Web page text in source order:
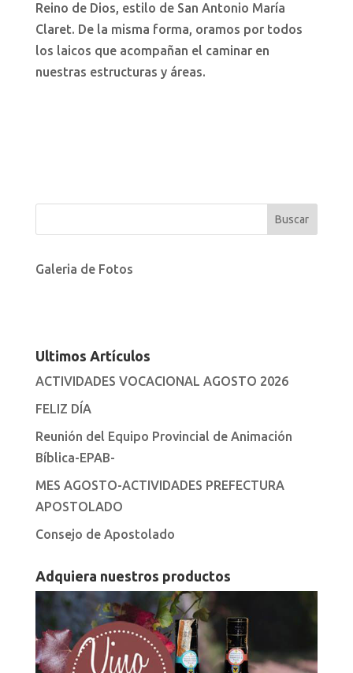
Reino de Dios, estilo de San Antonio María
Claret. De la misma forma, oramos por todos
los laicos que acompañan el caminar en
nuestras estructuras y áreas.
Galeria de Fotos
Ultimos Artículos
ACTIVIDADES VOCACIONAL AGOSTO 2026
FELIZ DÍA
Reunión del Equipo Provincial de Animación
Bíblica-EPAB-
MES AGOSTO-ACTIVIDADES PREFECTURA
APOSTOLADO
Consejo de Apostolado
Adquiera nuestros productos